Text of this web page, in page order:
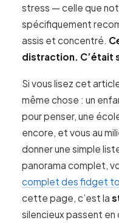
stress — celle que
spécifiquement
assis et concentré.
distraction. C’était
Si vous lisez cet
même chose : un
pour penser, une
encore, et vous au
donner une simple
panorama complet,
complet des fidget
cette page, c’est la
silencieux passent en